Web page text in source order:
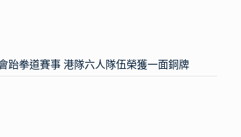
跆拳道賽事 港隊六人隊伍榮獲一面銅牌